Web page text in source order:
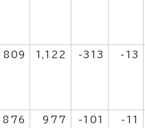
809 1,122 -313 -13
876 977 -101 -11